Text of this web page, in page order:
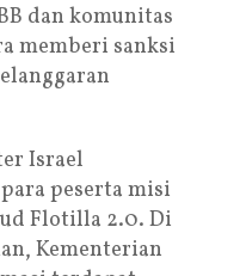
dan komunitas
memberi sanksi
Israel
peserta misi
Flotilla 2.0. Di
Kementerian